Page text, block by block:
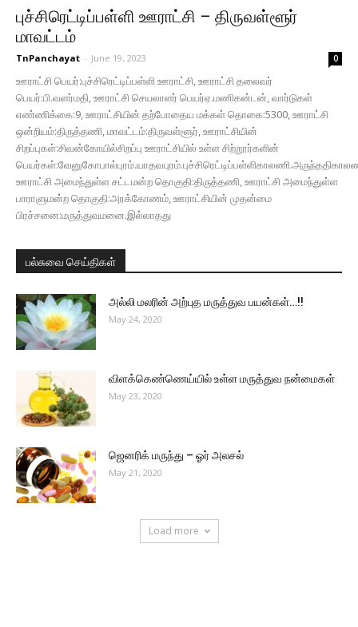
புச்சிரெட்டிப்பள்ளி ஊராட்சி – திருவள்ளூர்
மாவட்டம்
TnPanchayat - June 19, 2023 0
ஊராட்சி பெயர்:புச்சிரெட்டிப்பள்ளி ஊராட்சி, ஊராட்சி தலைவர்
பெயர்:பி.வளர்மதி, ஊராட்சி செயலாளர் பெயர்ஏ.மணிகன்டன், வார்டுகள்
எண்ணிக்கை:9, ஊராட்சியின் தற்போதைய மக்கள் தொகை:5300, ஊராட்சி
ஒன்றியம்:திருத்தணி, மாவட்டம்:திருவள்ளூர், ஊராட்சியின்
சிறப்புகள்:சிவன்கோயில்சிறப்பு ஊராட்சியில் உள்ள சிற்றூர்களின்
ஊராட்சி அமைந்துள்ள சட்டமன்ற தொகுதி:திருத்தணி, ஊராட்சி அமைந்துள்ள
பாராளுமன்ற தொகுதி:அரக்கோணம், ஊராட்சியின் முதன்மை
பிரச்சனை:மருத்துவமனை.இல்லாதது
பல்சுவை செய்திகள்
அல்லி மலரின் அற்புத மருத்துவ பயன்கள்…!!
May 24, 2020
விளக்கெண்ணெய்யில் உள்ள மருத்துவ நன்மைகள்
May 23, 2020
ஜெனரிக் மருந்து – ஓர் அலசல்
May 21, 2020
Load more